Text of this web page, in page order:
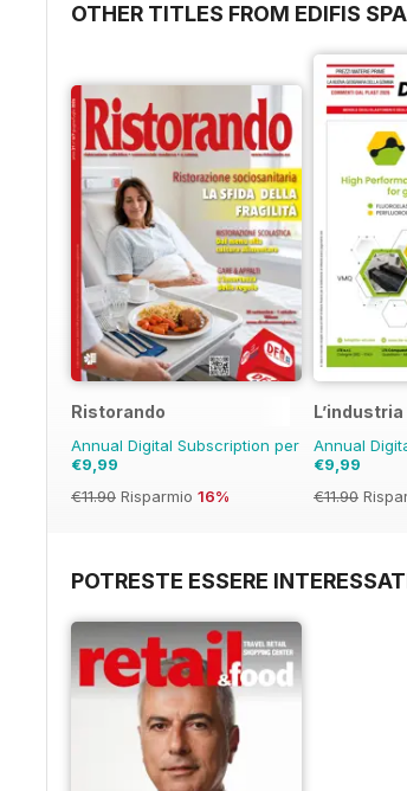
OTHER TITLES FROM EDIFIS SPA
Ristorando
Annual Digital Subscription per
€9,99
€11.90 Risparmio 16%
Annual
€9,99
€11.90
POTRESTE ESSERE